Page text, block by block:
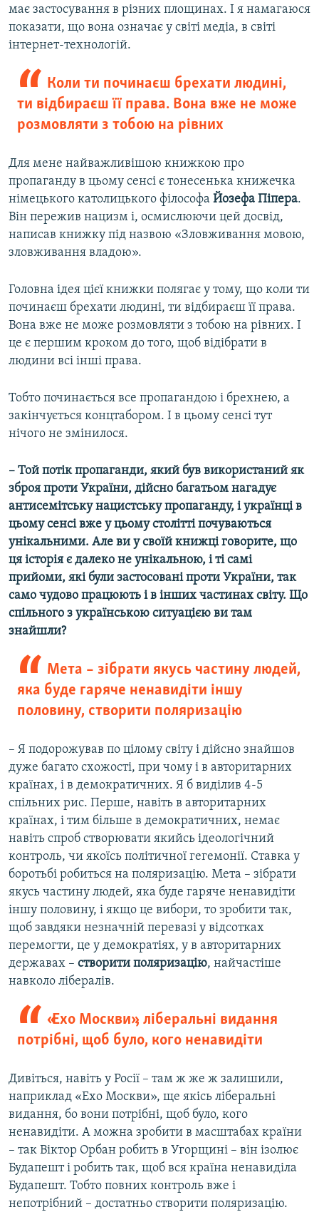
має застосування в різних площинах. І я намагаюся
показати, що вона означає у світі медіа, в світі
інтернет-технологій.
Коли ти починаєш брехати людині,
ти відбираєш її права. Вона вже не може
розмовляти з тобою на рівних
Для мене найважливішою книжкою про
пропаганду в цьому сенсі є тонесенька книжечка
німецького католицького філософа Йозефа Піпера.
Він пережив нацизм і, осмислюючи цей досвід,
написав книжку під назвою «Зловживання мовою,
зловживання владою».
Головна ідея цієї книжки полягає у тому, що коли ти
починаєш брехати людині, ти відбираєш її права.
Вона вже не може розмовляти з тобою на рівних. І
це є першим кроком до того, щоб відібрати в
людини всі інші права.
Тобто починається все пропагандою і брехнею, а
закінчується концтабором. І в цьому сенсі тут
нічого не змінилося.
– Той потік пропаганди, який був використаний як
зброя проти України, дійсно багатьом нагадує
антисемітську нацистську пропаганду, і українці в
цьому сенсі вже у цьому столітті почуваються
унікальними. Але ви у своїй книжці говорите, що
ця історія є далеко не унікальною, і ті самі
прийоми, які були застосовані проти України, так
само чудово працюють і в інших частинах світу. Що
спільного з українською ситуацією ви там
знайшли?
Мета – зібрати якусь частину людей,
яка буде гаряче ненавидіти іншу
половину, створити поляризацію
– Я подорожував по цілому світу і дійсно знайшов
дуже багато схожості, при чому і в авторитарних
країнах, і в демократичних. Я б виділив 4-5
спільних рис. Перше, навіть в авторитарних
країнах, і тим більше в демократичних, немає
навіть спроб створювати якийсь ідеологічний
контроль, чи якоїсь політичної гегемонії. Ставка у
боротьбі робиться на поляризацію. Мета – зібрати
якусь частину людей, яка буде гаряче ненавидіти
іншу половину, і якщо це вибори, то зробити так,
щоб завдяки незначній перевазі у відсотках
перемогти, це у демократіях, у в авторитарних
державах – створити поляризацію, найчастіше
навколо лібералів.
«Ехо Москви», ліберальні видання
потрібні, щоб було, кого ненавидіти
Дивіться, навіть у Росії – там ж же ж залишили,
наприклад «Ехо Москви», ще якісь ліберальні
видання, бо вони потрібні, щоб було, кого
ненавидіти. А можна зробити в масштабах країни
– так Віктор Орбан робить в Угорщині – він ізолює
Будапешт і робить так, щоб вся країна ненавиділа
Будапешт. Тобто повних контроль вже і
непотрібний – достатньо створити поляризацію.